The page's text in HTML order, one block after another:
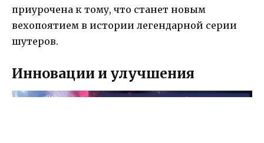
приурочена к тому, что станет новым
вехопоятием в истории легендарной серии
шутеров.
Инновации и улучшения